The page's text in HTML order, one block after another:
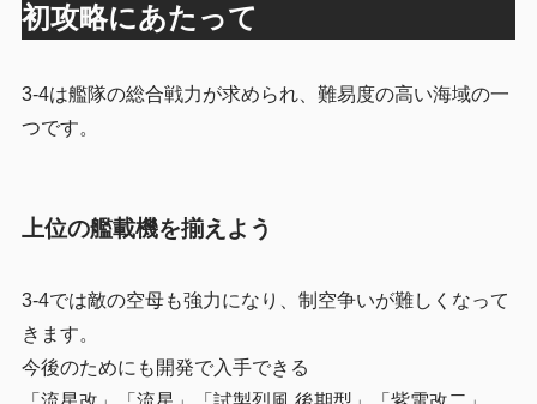
初攻略にあたって
3-4は艦隊の総合戦力が求められ、難易度の高い海域の一
つです。
上位の艦載機を揃えよう
3-4では敵の空母も強力になり、制空争いが難しくなって
きます。
今後のためにも開発で入手できる